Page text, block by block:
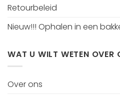
Retourbeleid
Nieuw!!! Ophalen in een
WAT U WILT WETEN OVER
Over ons